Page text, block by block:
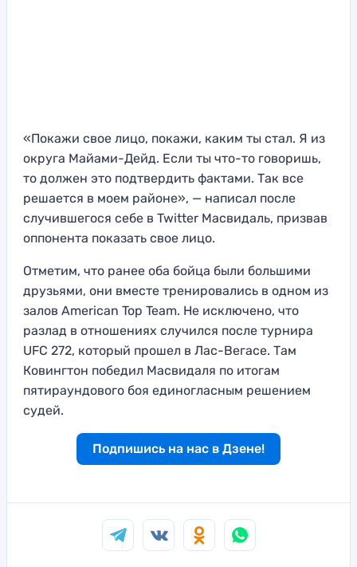
«Покажи свое лицо, покажи, каким ты стал. Я из
округа Майами-Дейд. Если ты что-то говоришь,
то должен это подтвердить фактами. Так все
решается в моем районе», — написал после
случившегося себе в Twitter Масвидаль, призвав
оппонента показать свое лицо.
Отметим, что ранее оба бойца были большими
друзьями, они вместе тренировались в одном из
залов American Top Team. Не исключено, что
разлад в отношениях случился после турнира
UFC 272, который прошел в Лас-Вегасе. Там
Ковингтон победил Масвидаля по итогам
пятираундового боя единогласным решением
судей.
Подпишись на нас в Дзене!